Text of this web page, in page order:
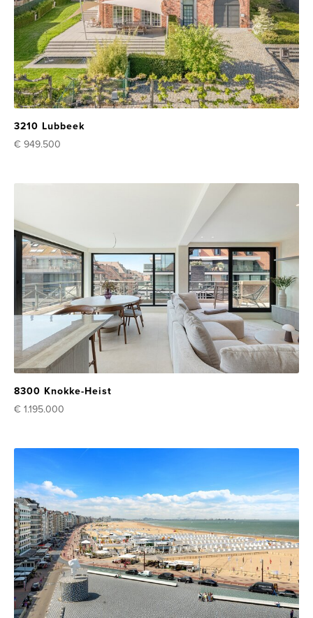
3210 Lubbeek
€ 949.500
8300 Knokke-Heist
€ 1.195.000